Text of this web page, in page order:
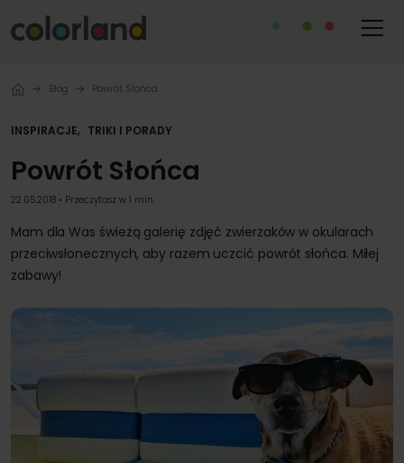
Blog Powrót Słońca
INSPIRACJE, TRIKI I PORADY
Powrót Słońca
22.05.2018 • Przeczytasz w 1 min.
Mam dla Was świeżą galerię zdjęć zwierzaków w okularach
przeciwsłonecznych, aby razem uczcić powrót słońca. Miłej
zabawy!